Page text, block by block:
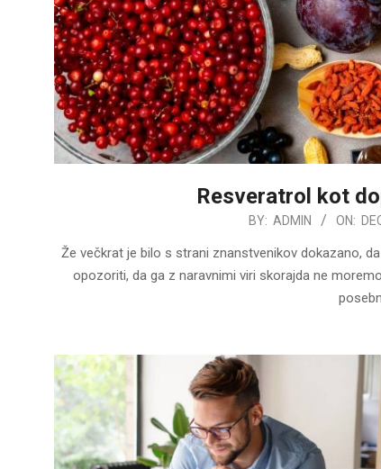
Resveratrol kot
12-
BY: ADMIN ON:
Že večkrat je bilo s strani znanstvenikov dokazano,
opozoriti, da ga z naravnimi viri skorajda ne